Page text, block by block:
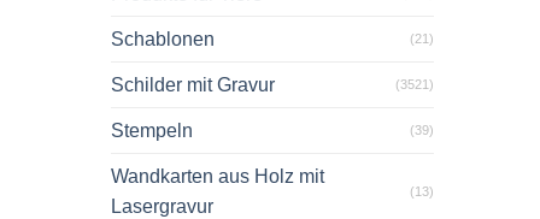
Schablonen (21)
Schilder mit Gravur (3521)
Stempeln (39)
Wandkarten aus Holz mit
Lasergravur
(13)